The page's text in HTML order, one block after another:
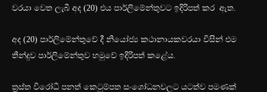
වරයා වෙත ලැබී අද (20) එය පාර්ලිමේන්තුවට ඉදිරිපත් කර ඇත.
අද (20) පාර්ලිමේන්තුවේ දී නියෝජ්‍ය කථානායකවරයා විසින් එම
තීන්දුව පාර්ලිමේන්තුව හමුවේ ඉදිරිපත් කළේය.
ත්‍රස්ත විරෝධී පනත් කෙටුම්පත සංශෝධනවලට යටත්ව පමණක්